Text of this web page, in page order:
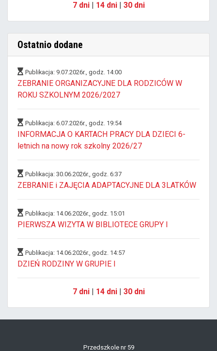
7 dni| 14 dni| 30 dni
Ostatnio dodane
Publikacja: 9.07.2026r., godz. 14:00
ZEBRANIE ORGANIZACYJNE DLA RODZICÓW W
ROKU SZKOLNYM 2026/2027
Publikacja: 6.07.2026r., godz. 19:54
INFORMACJA O KARTACH PRACY DLA DZIECI 6-
letnich na nowy rok szkolny 2026/27
Publikacja: 30.06.2026r., godz. 6:37
ZEBRANIE i ZAJĘCIA ADAPTACYJNE DLA 3LATKÓW
Publikacja: 14.06.2026r., godz. 15:01
PIERWSZA WIZYTA W BIBLIOTECE GRUPY I
Publikacja: 14.06.2026r., godz. 14:57
DZIEŃ RODZINY W GRUPIE I
7 dni| 14 dni| 30 dni
Przedszkole nr 59